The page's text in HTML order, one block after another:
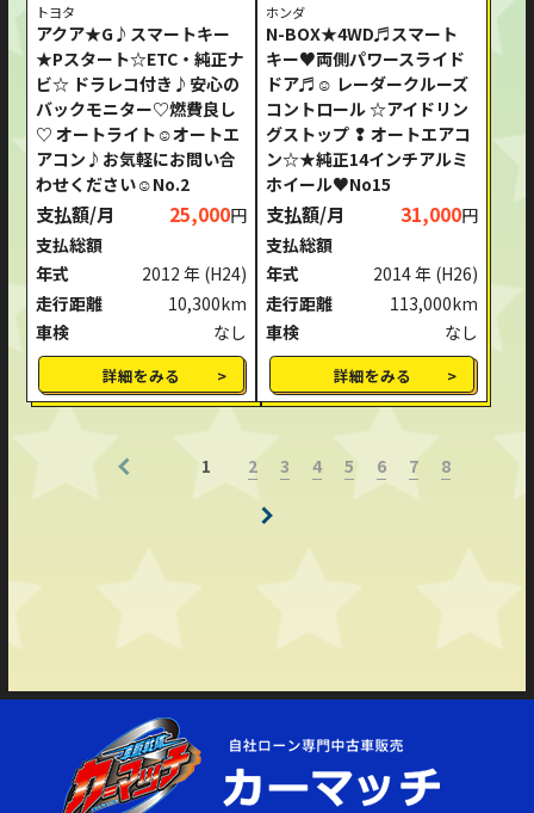
トヨタ
アクア★G♪スマートキー
★Pスタート☆ETC・純正ナ
ビ☆ ドラレコ付き♪安心の
バックモニター♡燃費良し
♡ オートライト☺オートエ
アコン♪お気軽にお問い合
わせください☺No.2
支払額/月 25,000円
支払総額
年式
2012 年 (H24)
走行距離
10,300km
車検
なし
詳細をみる
ホンダ
N-BOX★4WD♬スマート
キー♥両側パワースライド
ドア♬☺ レーダークルーズ
コントロール ☆アイドリン
グストップ ❢ オートエアコ
ン☆★純正14インチアルミ
ホイール♥No15
支払額/月 31,000円
支払総額
年式
2014 年 (H26)
走行距離
113,000km
車検
なし
詳細をみる
1 2 3 4 5 6 7 8